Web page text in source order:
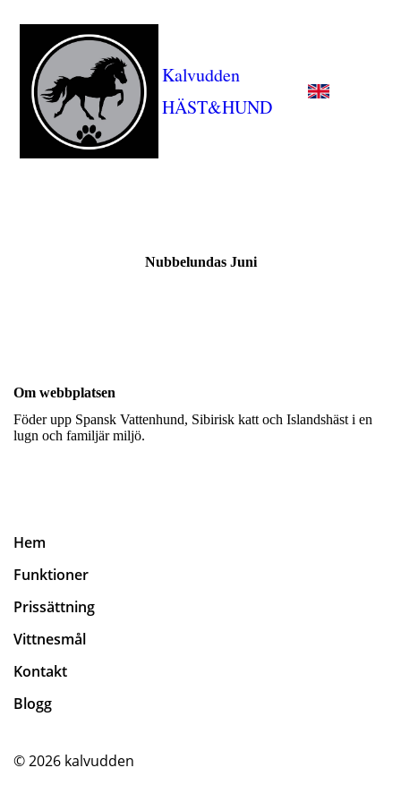
Kalvudden
HÄST&HUND
Nubbelundas Juni
Om webbplatsen
Föder upp Spansk Vattenhund, Sibirisk katt och Islandshäst i en
lugn och familjär miljö.
Hem
Funktioner
Prissättning
Vittnesmål
Kontakt
Blogg
© 2026 kalvudden